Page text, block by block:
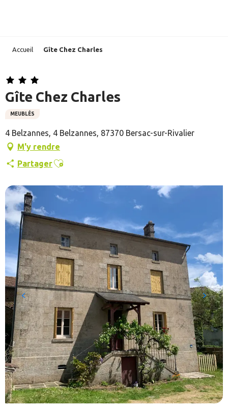
Accueil Gîte Chez Charles
Gîte Chez Charles
MEUBLÉS
4 Belzannes, 4 Belzannes, 87370 Bersac-sur-Rivalier
M'y rendre
PartagerAjouter aux favoris